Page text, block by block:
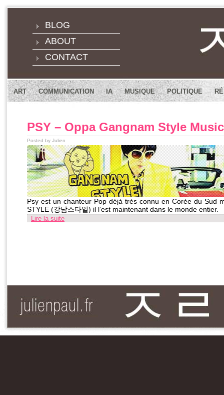
BLOG
ABOUT
CONTACT
ART COMMUNICATION IA MUSIQUE POLITIQUE
PSY – Oppa Gangnam Style
Posted by Julien
Psy est un chanteur Pop déjà très connu en Corée du Sud
STYLE (강남스타일) il l’est maintenant dans le monde entier.
Lire la suite